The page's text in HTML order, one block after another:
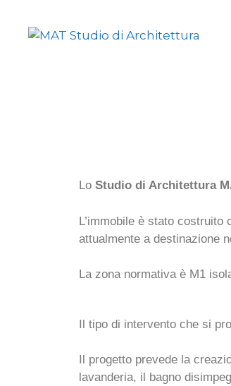
Lo Studio di Architettura
L’immobile è stato
attualmente a destinazione
La zona normativa è M1
Il tipo di intervento che si
Il progetto prevede la
lavanderia, il bagno